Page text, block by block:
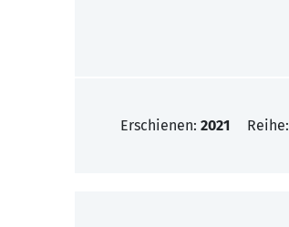
Erschienen: 2021 Reihe: